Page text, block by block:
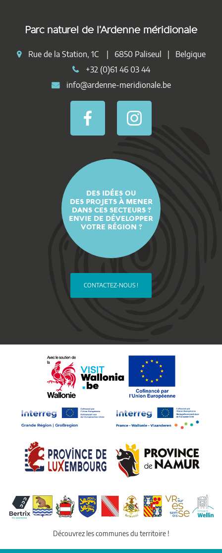
Parc naturel de l'Ardenne méridionale
Rue de la Station, 1C | 6850 Paliseul | Belgique
+32 (0)61 46 03 44
info@ardenne-meridionale.be
DES IDÉES OU
DES PROJETS À MENER
DANS CES SECTEURS ?
ENVIE DE DÉVELOPPER
VOTRE RÉGION ?
CONTACTEZ-NOUS !
Découvrez les communes du territoire !